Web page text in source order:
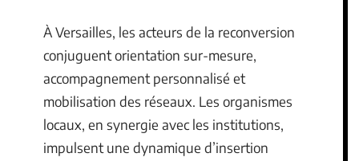
À Versailles, les acteurs de la reconversion
conjuguent orientation sur-mesure,
accompagnement personnalisé et
mobilisation des réseaux. Les organismes
locaux, en synergie avec les institutions,
impulsent une dynamique d’insertion